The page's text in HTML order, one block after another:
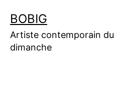
contenu
BOBIG
Artiste contemporain du
dimanche